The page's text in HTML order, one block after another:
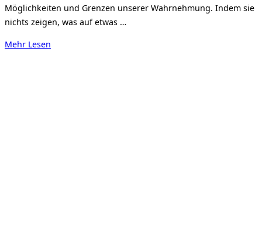
Möglichkeiten und Grenzen unserer Wahrnehmung. Indem sie
nichts zeigen, was auf etwas …
Mehr über
Lesen